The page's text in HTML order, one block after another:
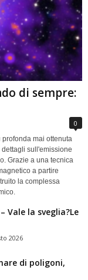
di sempre:
0
mai ottenuta
sull'emissione
Grazie a una tecnica
a partire
la complessa
Vale la sveglia?Le
2026
di poligoni,